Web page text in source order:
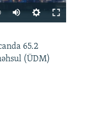
480p
360p
480p
65.2
(ÜDM)